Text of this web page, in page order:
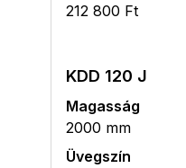
212 800 Ft
KDD 120 J
Magasság
2000 mm
Üvegszín